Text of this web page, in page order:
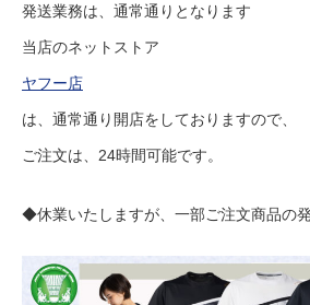
発送業務は、通常通りとなります
当店のネットストア
ヤフー店
は、通常通り開店をしておりますので、
ご注文は、24時間可能です。
◆休業いたしますが、一部ご注文商品の発